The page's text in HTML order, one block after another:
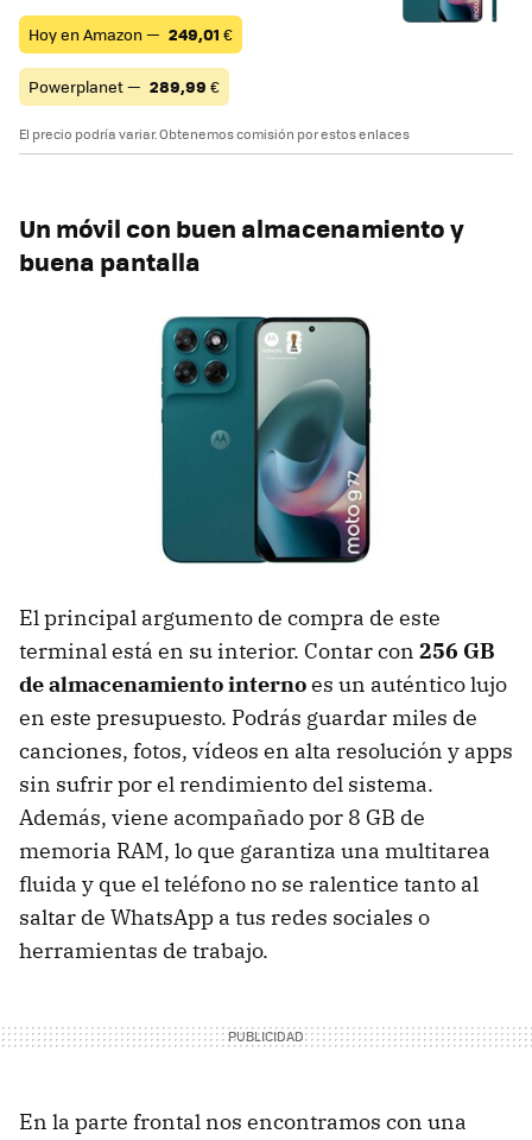
Hoy en Amazon — 249,01 €
Powerplanet — 289,99 €
El precio podría variar. Obtenemos comisión por estos enlaces
Un móvil con buen almacenamiento y
buena pantalla
El principal argumento de compra de este
terminal está en su interior. Contar con 256 GB
de almacenamiento internoes un auténtico lujo
en este presupuesto. Podrás guardar miles de
canciones, fotos, vídeos en alta resolución y apps
sin sufrir por el rendimiento del sistema.
Además, viene acompañado por 8 GB de
memoria RAM, lo que garantiza una multitarea
fluida y que el teléfono no se ralentice tanto al
saltar de WhatsApp a tus redes sociales o
herramientas de trabajo.
En la parte frontal nos encontramos con una